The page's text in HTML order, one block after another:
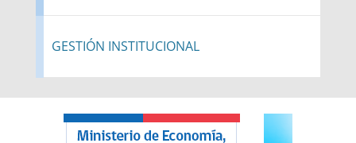
GESTIÓN INSTITUCIONAL